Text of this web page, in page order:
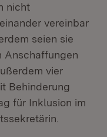
nicht
vereinbar
seien sie
Anschaffungen
vier
Behinderung
für Inklusion im